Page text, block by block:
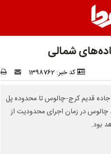
شمالی
کد خبر: 1398762
قدیم کرج–چالوس تا محدوده پل
چالوس در زمان اجرای محدودیت از
بود.